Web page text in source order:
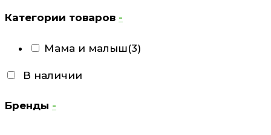
Категории товаров -
Мама и малыш(3)
В наличии
Бренды -